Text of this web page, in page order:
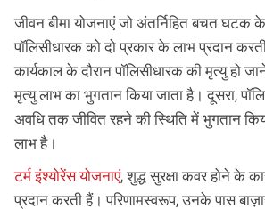
जीवन बीमा योजनाएं जो अंतर्निहित बचत घटक
पॉलिसीधारक को दो प्रकार के लाभ प्रदान
कार्यकाल के दौरान पॉलिसीधारक की मृत्यु हो
मृत्यु लाभ का भुगतान किया जाता है। दूसरा,
अवधि तक जीवित रहने की स्थिति में भुगतान
लाभ है।
टर्म इंश्योरेंस योजनाएं, शुद्ध सुरक्षा कवर होने के
प्रदान करती हैं। परिणामस्वरूप, उनके पास